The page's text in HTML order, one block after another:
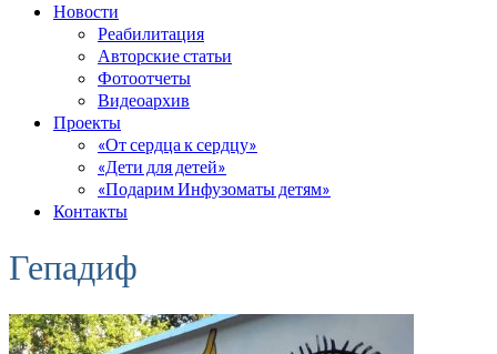
Новости
Реабилитация
Авторские статьи
Фотоотчеты
Видеоархив
Проекты
«От сердца к сердцу»
«Дети для детей»
«Подарим Инфузоматы детям»
Контакты
Гепадиф